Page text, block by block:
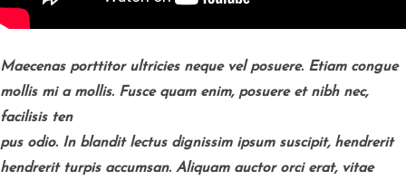
Maecenas porttitor ultricies neque vel posuere. Etiam congue
mollis mi a mollis. Fusce quam enim, posuere et nibh nec,
facilisis ten
pus odio. In blandit lectus dignissim ipsum suscipit, hendrerit
hendrerit turpis accumsan. Aliquam auctor orci erat, vitae